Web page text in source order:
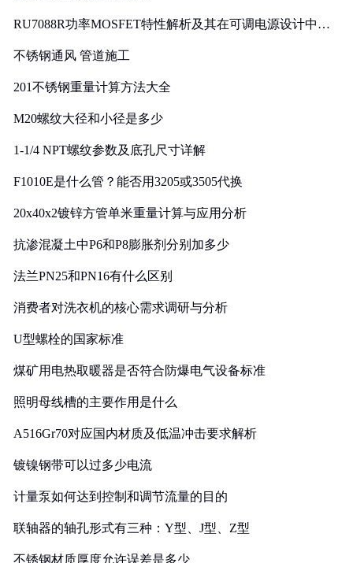
RU7088R功率MOSFET特性解析及其在可调电源设计中的
不锈钢通风 管道施工
201不锈钢重量计算方法大全
M20螺纹大径和小径是多少
1-1/4 NPT螺纹参数及底孔尺寸详解
F1010E是什么管？能否用3205或3505代换
20x40x2镀锌方管单米重量计算与应用分析
抗渗混凝土中P6和P8膨胀剂分别加多少
法兰PN25和PN16有什么区别
消费者对洗衣机的核心需求调研与分析
U型螺栓的国家标准
煤矿用电热取暖器是否符合防爆电气设备标准
照明母线槽的主要作用是什么
A516Gr70对应国内材质及低温冲击要求解析
镀镍钢带可以过多少电流
计量泵如何达到控制和调节流量的目的
联轴器的轴孔形式有三种：Y型、J型、Z型
不锈钢材质厚度允许误差是多少